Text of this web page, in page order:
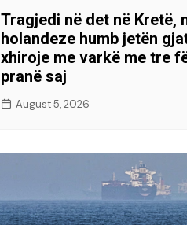
Tragjedi në det në Kretë,
holandeze humb jetën
xhiroje me varkë me tre
pranë saj
August 5, 2026